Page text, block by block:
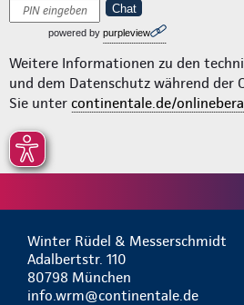
Chat
powered by purpleview
Weitere Informationen zu den
und dem Datenschutz während der
Sie unter continentale.de/
Winter Rüdel & Messerschmidt
Adalbertstr. 110
80798 München
info.wrm@continentale.de